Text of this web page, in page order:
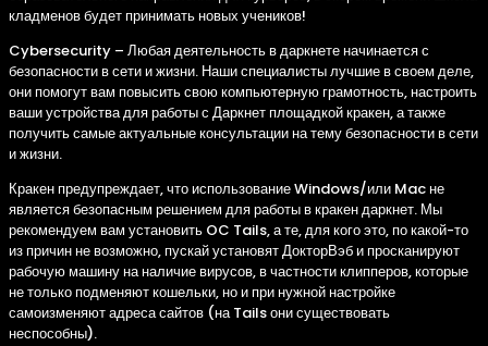
кладменов будет принимать новых учеников!
Cybersecurity – Любая деятельность в даркнете начинается с
безопасности в сети и жизни. Наши специалисты лучшие в своем деле,
они помогут вам повысить свою компьютерную грамотность, настроить
ваши устройства для работы с Даркнет площадкой кракен, а также
получить самые актуальные консультации на тему безопасности в сети
и жизни.
Кракен предупреждает, что использование Windows/или Mac не
является безопасным решением для работы в кракен даркнет. Мы
рекомендуем вам установить OC Tails, а те, для кого это, по какой-то
из причин не возможно, пускай установят ДокторВэб и просканируют
рабочую машину на наличие вирусов, в частности клипперов, которые
не только подменяют кошельки, но и при нужной настройке
самоизменяют адреса сайтов (на Tails они существовать
неспособны).